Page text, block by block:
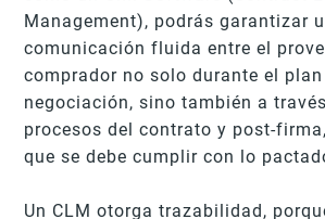
Management), podrás garantizar
comunicación fluida entre el
comprador no solo durante el plan
negociación, sino también a
procesos del contrato y post-
que se debe cumplir con lo
Un CLM otorga trazabilidad,